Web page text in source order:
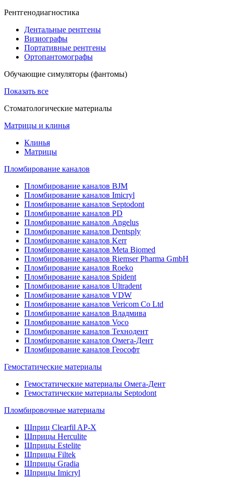
Рентгенодиагностика
Дентальные рентгены
Визиографы
Портативные рентгены
Ортопантомографы
Обучающие симуляторы (фантомы)
Показать все
Стоматологические материалы
Матрицы и клинья
Клинья
Матрицы
Пломбирование каналов
Пломбирование каналов BJM
Пломбирование каналов Imicryl
Пломбирование каналов Septodont
Пломбирование каналов PD
Пломбирование каналов Angelus
Пломбирование каналов Dentsply
Пломбирование каналов Kerr
Пломбирование каналов Meta Biomed
Пломбирование каналов Riemser Pharma GmbH
Пломбирование каналов Roeko
Пломбирование каналов Spident
Пломбирование каналов Ultradent
Пломбирование каналов VDW
Пломбирование каналов Vericom Co Ltd
Пломбирование каналов Владмива
Пломбирование каналов Voco
Пломбирование каналов Технодент
Пломбирование каналов Омега-Дент
Пломбирование каналов Геософт
Гемостатические материалы
Гемостатические материалы Омега-Дент
Гемостатические материалы Septodont
Пломбировочные материалы
Шприц Clearfil AP-X
Шприцы Herculite
Шприцы Estelite
Шприцы Filtek
Шприцы Gradia
Шприцы Imicryl